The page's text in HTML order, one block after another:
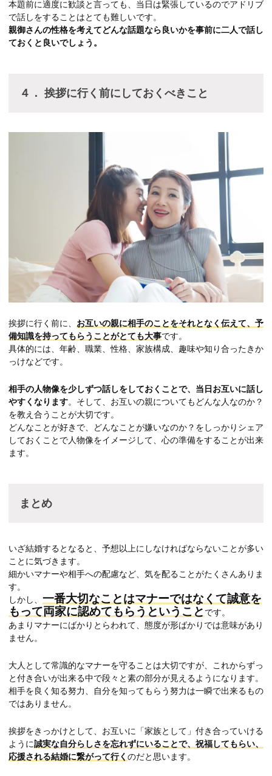
本題前に適度に歓談と言っても、当日は緊張しているのでアドリブ
で話しをすることはとても難しいです。
親御さんの性格を考えてどんな話題なら良いかを事前に二人で話し
ておくと良いでしょう。
４． 挨拶に行く前にしておくべきこと
挨拶に行く前に、 お互いの親に相手のことをそれとなく伝えて、予
備知識を持ってもらうことがとても大事です。
具体的には、年齢、職業、性格、家族構成、趣味や知り合ったきか
っけなどです。
相手の人物像を少しずつ話しをしておくことで、当日お互いに話し
やすくなります。そして、お互いの親についてもどんな人なのか？
を教え合うことが大切です。
どんなことが好きで、どんなことが嫌いなのか？をしっかりシェア
しておくことで人物像をイメージして、心の準備をすることが出来
ます。
まとめ
いざ結婚するとなると、予想以上にしなければならないことが多い
ことに気づきます。
細かいマナーや相手への配慮など、気を配ることがたくさんありま
す。
しかし、 一番大切なことはマナーではなくて誠意を
もって両家に認めてもらうということ です。
あまりマナーにばかりとらわれて、態度が形ばかりでは意味があり
ません。
大人として常識的なマナーを守ることは大切ですが、これからずっ
と付き合いが出来る中で段々と素の部分が見えるようになります。
相手を良く知る努力、自分を知ってもらう努力は一瞬で出来るもの
ではありません。
挨拶をきっかけとして、お互いに「家族として」付き合っていける
ように誠実な自分らしさを忘れずにいることで、祝福してもらい、
応援される結婚に繋がって行く のだと思います。